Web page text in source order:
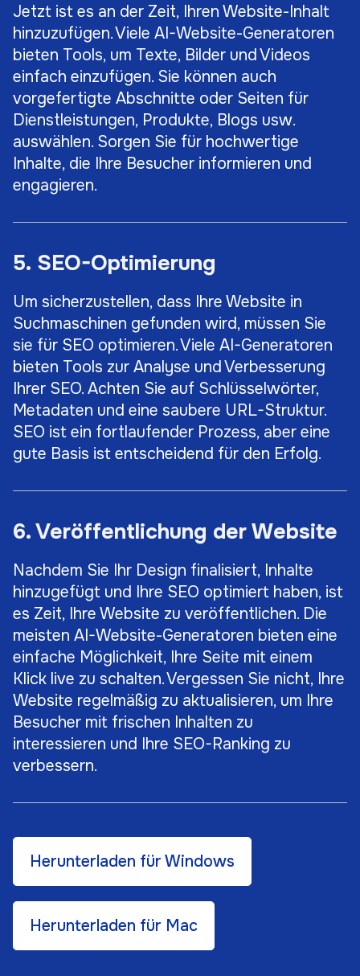
Jetzt ist es an der Zeit, Ihren Website-Inhalt
hinzuzufügen. Viele AI-Website-Generatoren
bieten Tools, um Texte, Bilder und Videos
einfach einzufügen. Sie können auch
vorgefertigte Abschnitte oder Seiten für
Dienstleistungen, Produkte, Blogs usw.
auswählen. Sorgen Sie für hochwertige
Inhalte, die Ihre Besucher informieren und
engagieren.
5. SEO-Optimierung
Um sicherzustellen, dass Ihre Website in
Suchmaschinen gefunden wird, müssen Sie
sie für SEO optimieren. Viele AI-Generatoren
bieten Tools zur Analyse und Verbesserung
Ihrer SEO. Achten Sie auf Schlüsselwörter,
Metadaten und eine saubere URL-Struktur.
SEO ist ein fortlaufender Prozess, aber eine
gute Basis ist entscheidend für den Erfolg.
6. Veröffentlichung der Website
Nachdem Sie Ihr Design finalisiert, Inhalte
hinzugefügt und Ihre SEO optimiert haben, ist
es Zeit, Ihre Website zu veröffentlichen. Die
meisten AI-Website-Generatoren bieten eine
einfache Möglichkeit, Ihre Seite mit einem
Klick live zu schalten. Vergessen Sie nicht, Ihre
Website regelmäßig zu aktualisieren, um Ihre
Besucher mit frischen Inhalten zu
interessieren und Ihre SEO-Ranking zu
verbessern.
Herunterladen für Windows
Herunterladen für Mac